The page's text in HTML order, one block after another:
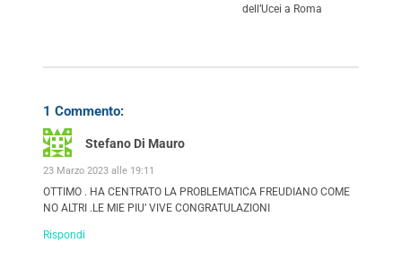
dell’Ucei a Roma
1 Commento:
Stefano Di Mauro
23 Marzo 2023 alle 19:11
OTTIMO . HA CENTRATO LA PROBLEMATICA FREUDIANO COME
NO ALTRI .LE MIE PIU’ VIVE CONGRATULAZIONI
Rispondi